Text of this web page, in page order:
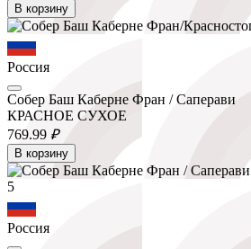
В корзину
Россия
Собер Баш Каберне Фран / Саперави
КРАСНОЕ СУХОЕ
769.99 ₽
В корзину
5
Россия